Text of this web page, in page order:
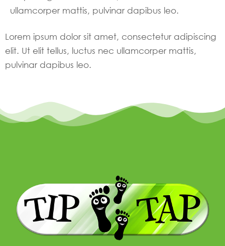
ullamcorper mattis, pulvinar dapibus leo.
Lorem ipsum dolor sit amet, consectetur adipiscing
elit. Ut elit tellus, luctus nec ullamcorper mattis,
pulvinar dapibus leo.